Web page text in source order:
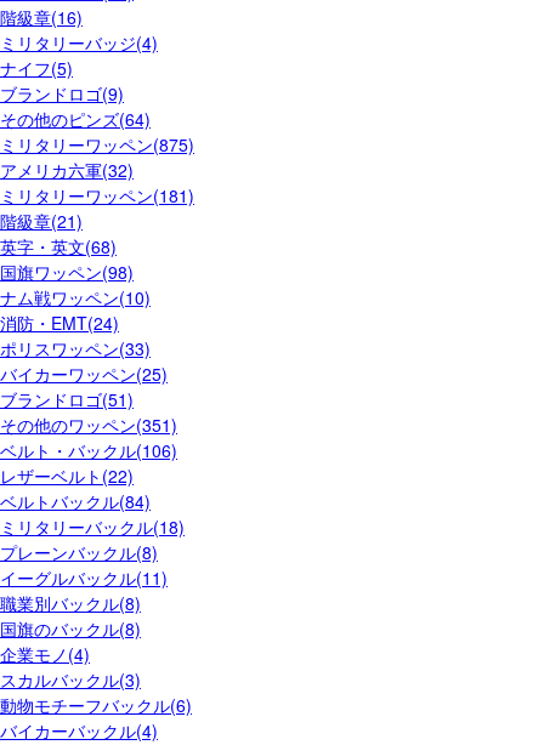
階級章(16)
ミリタリーバッジ(4)
ナイフ(5)
ブランドロゴ(9)
その他のピンズ(64)
ミリタリーワッペン(875)
アメリカ六軍(32)
ミリタリーワッペン(181)
階級章(21)
英字・英文(68)
国旗ワッペン(98)
ナム戦ワッペン(10)
消防・EMT(24)
ポリスワッペン(33)
バイカーワッペン(25)
ブランドロゴ(51)
その他のワッペン(351)
ベルト・バックル(106)
レザーベルト(22)
ベルトバックル(84)
ミリタリーバックル(18)
プレーンバックル(8)
イーグルバックル(11)
職業別バックル(8)
国旗のバックル(8)
企業モノ(4)
スカルバックル(3)
動物モチーフバックル(6)
バイカーバックル(4)